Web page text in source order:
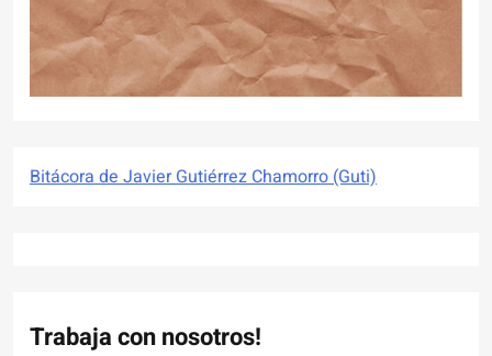
Bitácora de Javier Gutiérrez Chamorro (Guti)
Trabaja con nosotros!